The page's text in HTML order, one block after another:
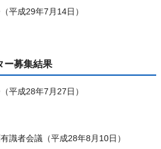
平成29年7月14日）
ー募集結果
平成28年7月27日）
識者会議（平成28年8月10日）